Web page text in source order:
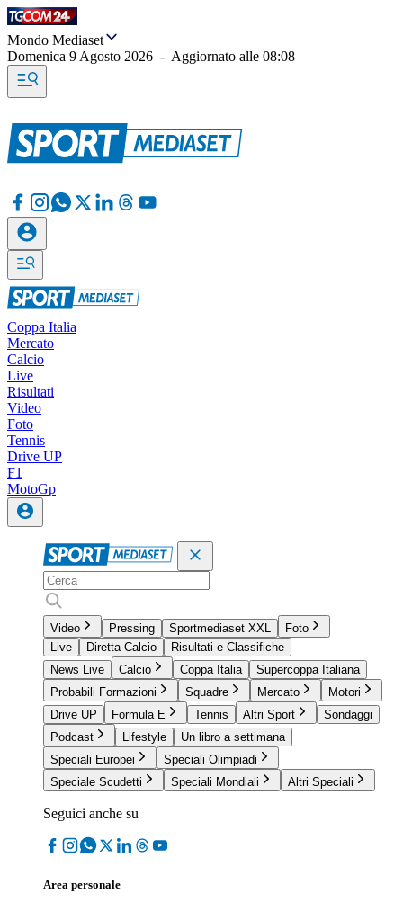
Mondo Mediaset
Domenica 9 Agosto 2026 - Aggiornato alle 08:08
Coppa Italia
Mercato
Calcio
Live
Risultati
Video
Foto
Tennis
Drive UP
F1
MotoGp
Video Pressing Sportmediaset XXL
Foto
Live
Diretta Calcio
Risultati e Classifiche
News Live
Calcio Coppa Italia
Supercoppa Italiana
Probabili Formazioni
Squadre Mercato
Motori
Drive UP
Formula E Tennis Altri Sport
Sondaggi
Podcast
Lifestyle
Un libro a settimana
Speciali Europei
Speciali Olimpiadi
Speciale Scudetti
Speciali Mondiali Altri Speciali
Seguici anche su
Area personale